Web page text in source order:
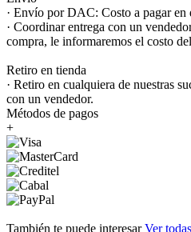
· Envío por DAC: Costo a pagar en
· Coordinar entrega con un
compra, le informaremos el costo
Retiro en tienda
· Retiro en cualquiera de nuestras
con un vendedor.
Métodos de pagos
+
También te puede interesarVer todas